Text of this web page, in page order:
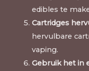
edibles te
Cartridges
hervulbare
vaping.
Gebruik het in